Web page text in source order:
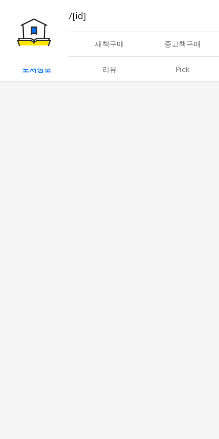
book/rent/[id]
대여 새책구매 중고책구매
도서정보 리뷰 Pick